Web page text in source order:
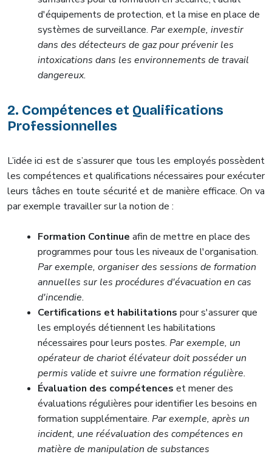
d'équipements de protection, et la mise en place de
systèmes de surveillance. Par exemple, investir
dans des détecteurs de gaz pour prévenir les
intoxications dans les environnements de travail
dangereux.
2. Compétences et Qualifications
Professionnelles
L’idée ici est de s’assurer que tous les employés possèdent
les compétences et qualifications nécessaires pour exécuter
leurs tâches en toute sécurité et de manière efficace. On va
par exemple travailler sur la notion de :
Formation Continue afin de mettre en place des
programmes pour tous les niveaux de l'organisation.
Par exemple, organiser des sessions de formation
annuelles sur les procédures d'évacuation en cas
d'incendie.
Certifications et habilitations pour s'assurer que
les employés détiennent les habilitations
nécessaires pour leurs postes. Par exemple, un
opérateur de chariot élévateur doit posséder un
permis valide et suivre une formation régulière.
Évaluation des compétences et mener des
évaluations régulières pour identifier les besoins en
formation supplémentaire. Par exemple, après un
incident, une réévaluation des compétences en
matière de manipulation de substances